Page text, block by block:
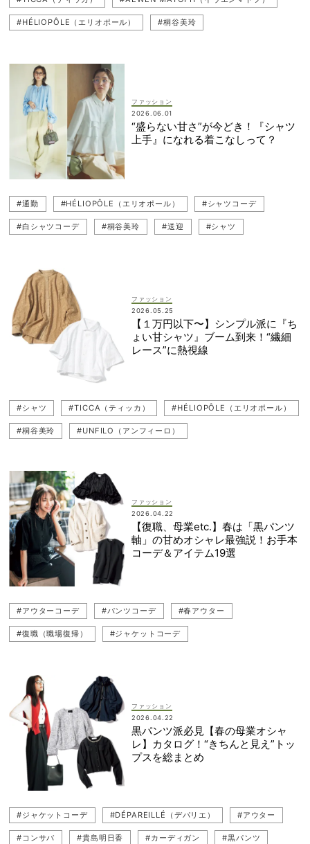
#HÉLIOPÔLE（エリオポール） #桐谷美玲
ファッション
2026.06.01
“盛らない甘さ”が今どき！『シャツ
上手』になれる着こなしって？
#通勤 #HÉLIOPÔLE（エリオポール） #シャツコーデ
#白シャツコーデ #桐谷美玲 #送迎 #シャツ
ファッション
2026.05.25
【１万円以下〜】シンプル派に『ち
ょい甘シャツ』ブーム到来！“繊細
レース”に熱視線
#シャツ #TICCA（ティッカ） #HÉLIOPÔLE（エリオポール）
#桐谷美玲 #UNFILO（アンフィーロ）
ファッション
2026.04.22
【復職、母業etc.】春は「黒パンツ
軸」の甘めオシャレ最強説！お手本
コーデ＆アイテム19選
#アウターコーデ #パンツコーデ #春アウター
#復職（職場復帰） #ジャケットコーデ
#園行事 #黒パンツ
#学校行事 #MIESROHE（ミースロエ）
#カーディガンコーデ #ツイード #母行事コーデ
#DÉPAREILLÉ（デパリエ） #THE Shinzone（ザ シンゾーン）
#LE PHIL（ル フィル）
#CELFORD（セルフォード）
#黒パンツコーデ #HÉLIOPÔLE（エリオポール）
ファッション
2026.04.22
黒パンツ派必見【春の母業オシャ
レ】カタログ！“きちんと見え”トッ
プスを総まとめ
#ジャケットコーデ #DÉPAREILLÉ（デパリエ） #アウター
#コンサバ #貴島明日香 #カーディガン #黒パンツ